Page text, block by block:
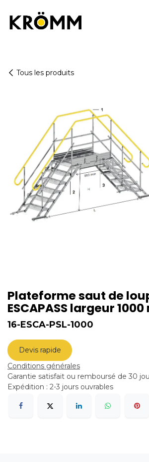
Tous les produits
Plateforme saut de
ESCAPASS largeur
16-ESCA-PSL-1000
Devis rapide
Conditions générales
Garantie satisfait ou remboursé de 30
Expédition : 2-3 jours ouvrables